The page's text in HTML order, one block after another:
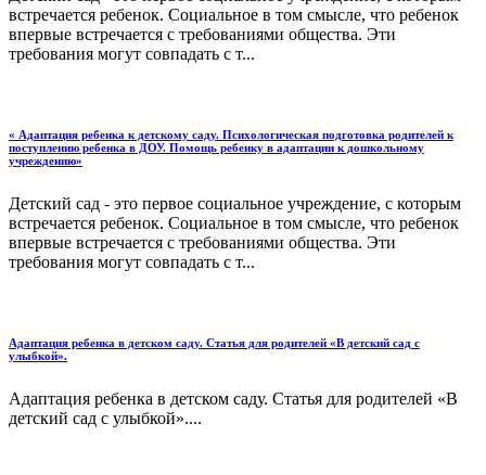
встречается ребенок. Социальное в том смысле, что ребенок
впервые встречается с требованиями общества. Эти
требования могут совпадать с т...
« Адаптация ребенка к детскому саду. Психологическая подготовка родителей к
поступлению ребенка в ДОУ. Помощь ребенку в адаптации к дошкольному
учреждению»
Детский сад - это первое социальное учреждение, с которым
встречается ребенок. Социальное в том смысле, что ребенок
впервые встречается с требованиями общества. Эти
требования могут совпадать с т...
Адаптация ребенка в детском саду. Статья для родителей «В детский сад с
улыбкой».
Адаптация ребенка в детском саду. Статья для родителей «В
детский сад с улыбкой»....